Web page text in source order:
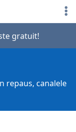
gratuit!
repaus, canalele